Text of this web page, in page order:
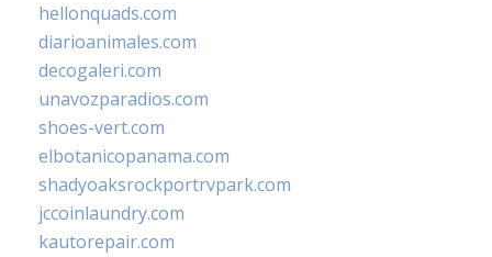
hellonquads.com
diarioanimales.com
decogaleri.com
unavozparadios.com
shoes-vert.com
elbotanicopanama.com
shadyoaksrockportrvpark.com
jccoinlaundry.com
kautorepair.com